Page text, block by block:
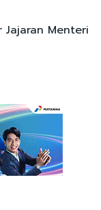
Jajaran Menteri